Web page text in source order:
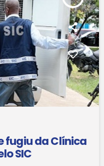
fugiu da Clínica
SIC